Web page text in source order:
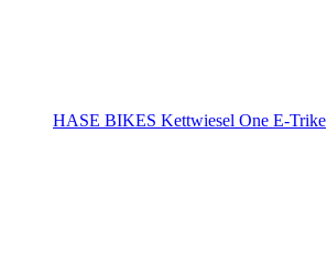
HASE BIKES Kettwiesel One E-Trike